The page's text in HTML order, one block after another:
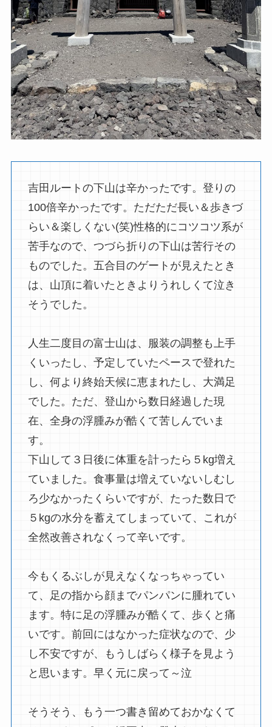
吉田ルートの下山は辛かったです。登りの
100倍辛かったです。ただただ長い＆歩きづ
らい＆楽しくない(笑)性格的にコツコツ系が
苦手なので、つづら折りの下山は苦行その
ものでした。五合目のゲートが見えたとき
は、山頂に着いたときよりうれしくて泣き
そうでした。
人生二度目の富士山は、服装の調整も上手
くいったし、予定していたペースで登れた
し、何より終始天候に恵まれたし、大満足
でした。ただ、登山から数日経過した現
在、全身の浮腫みが酷くて苦しんでいま
す。
下山して３日後に体重を計ったら５kg増え
ていました。食事量は増えていないしむし
ろ少なかったくらいですが、たった数日で
５kgの水分を蓄えてしまっていて、これが
全然改善されなくって辛いです。
今もくるぶしが見えなくなっちゃってい
て、足の指から顔までパンパンに腫れてい
ます。特に足の浮腫みが酷くて、歩くと痛
いです。前回にはなかった症状なので、少
し不安ですが、もうしばらく様子を見よう
と思います。早く元に戻って～泣
そうそう、もう一つ書き留めておかなくて